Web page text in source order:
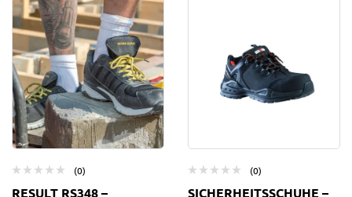
(0)
RESULT RS348 –
(0)
SICHERHEITSSCHUHE –